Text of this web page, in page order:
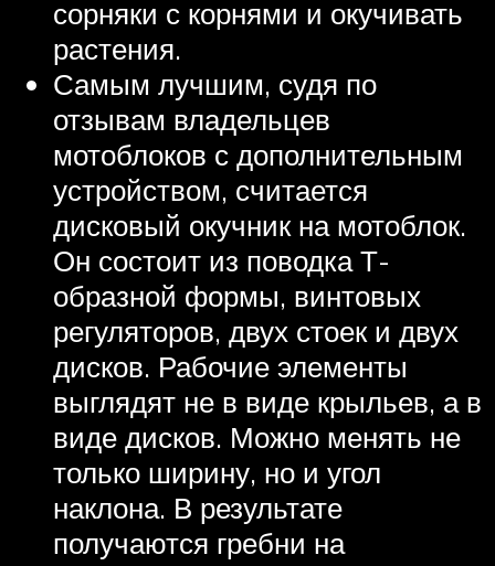
сорняки с корнями и окучивать
растения.
Самым лучшим, судя по
отзывам владельцев
мотоблоков с дополнительным
устройством, считается
дисковый окучник на мотоблок.
Он состоит из поводка Т-
образной формы, винтовых
регуляторов, двух стоек и двух
дисков. Рабочие элементы
выглядят не в виде крыльев, а в
виде дисков. Можно менять не
только ширину, но и угол
наклона. В результате
получаются гребни на